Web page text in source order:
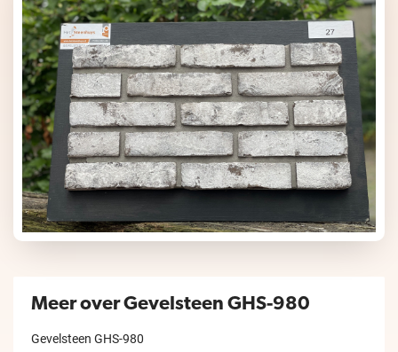
Meer over Gevelsteen GHS-980
Gevelsteen GHS-980